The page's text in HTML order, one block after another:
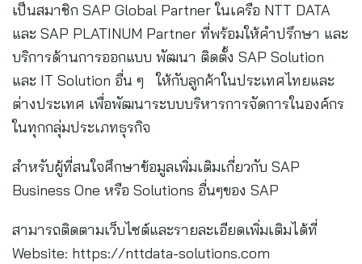
เป็นสมาชิก SAP Global Partner ในเครือ NTT DATA
และ SAP PLATINUM Partner ที่พร้อมให้คำปรึกษา และ
บริการด้านการออกแบบ พัฒนา ติดตั้ง SAP Solution
และ IT Solution อื่น ๆ ให้กับลูกค้าในประเทศไทยและ
ต่างประเทศ เพื่อพัฒนาระบบบริหารการจัดการในองค์กร
ในทุกกลุ่มประเภทธุรกิจ
สำหรับผู้ที่สนใจศึกษาข้อมูลเพิ่มเติมเกี่ยวกับ SAP
Business One หรือ Solutions อื่นๆของ SAP
สามารถติดตามเว็บไซต์และรายละเอียดเพิ่มเติมได้ที่
Website: https://nttdata-solutions.com